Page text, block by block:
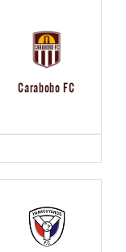
Carabobo FC